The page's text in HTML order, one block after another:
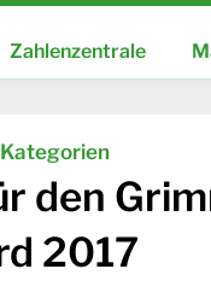
Zahlenzentrale
den
2017